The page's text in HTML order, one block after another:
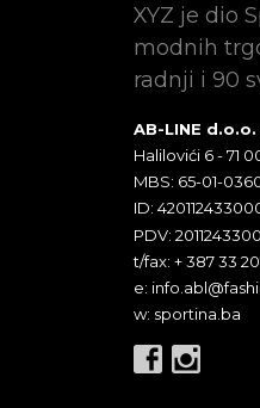
XYZ je dio
modnih
radnji i 90
AB-LINE
Halilovići 6 - 71
MBS: 65-01-
ID:
PDV:
t/fax: + 387 33
e:
w: sportina.ba